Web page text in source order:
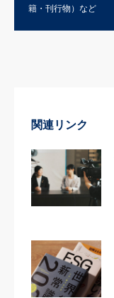
籍・刊行物）など
関連リンク